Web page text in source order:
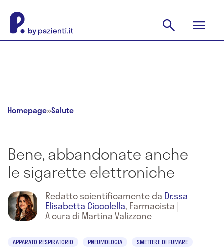
Homepage»Salute
Bene, abbandonate anche
le sigarette elettroniche
Redatto scientificamente da Dr.ssa
Elisabetta Ciccolella, Farmacista |
A cura di Martina Valizzone
APPARATO RESPIRATORIO PNEUMOLOGIA SMETTERE DI FUMARE